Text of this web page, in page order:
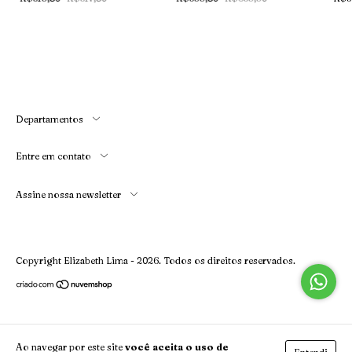
Ao navegar por este site você aceita o uso de
Departamentos
Entre em contato
Assine nossa newsletter
Copyright Elizabeth Lima - 2026. Todos os direitos reservados.